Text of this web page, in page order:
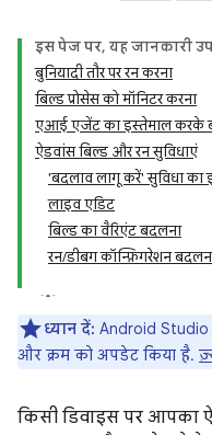
इस पेज पर, यह जानकारी
बुनियादी तौर पर रन करना
बिल्ड प्रोसेस को मॉनिटर करना
एआई एजेंट का इस्तेमाल करके
ऐडवांस बिल्ड और रन सुविधाएं
'बदलाव लागू करें' सुविधा का
लाइव एडिट
बिल्ड का वैरिएंट बदलना
रन/डीबग कॉन्फ़िगरेशन
ध्यान दें: Android
और क्रम को अपडेट किया है.
किसी डिवाइस पर